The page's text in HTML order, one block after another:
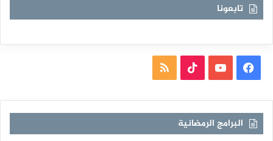
تابعونا
فيسبوكيوتيوب TikTokملخص
RSS
البرامج الرمضانية